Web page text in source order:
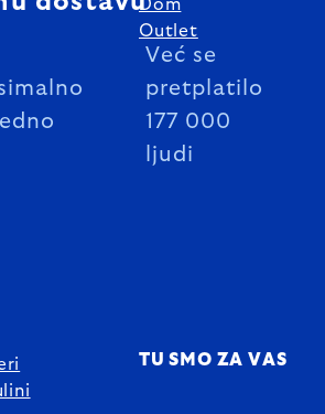
Već se
pretplatilo
177 000
ljudi
Dom
Outlet
TU SMO ZA VAS